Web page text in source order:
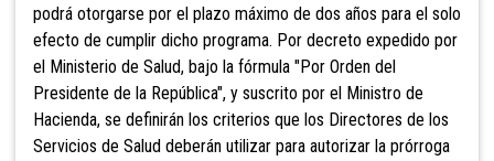
podrá otorgarse por el plazo máximo de dos años para el solo
efecto de cumplir dicho programa. Por decreto expedido por
el Ministerio de Salud, bajo la fórmula "Por Orden del
Presidente de la República", y suscrito por el Ministro de
Hacienda, se definirán los criterios que los Directores de los
Servicios de Salud deberán utilizar para autorizar la prórroga